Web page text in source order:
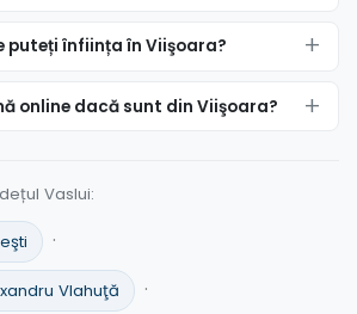
puteți înființa în Viişoara?
online dacă sunt din Viişoara?
Vaslui:
·
Vlahuţă ·